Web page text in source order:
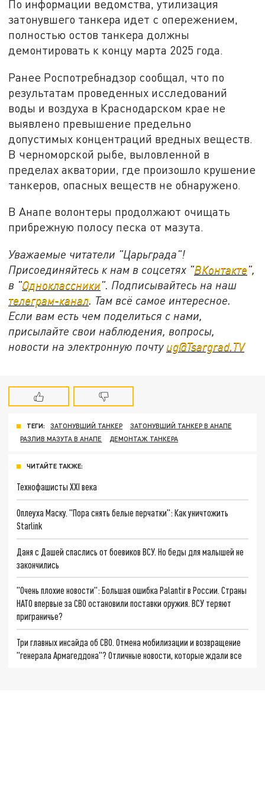
По информации ведомства, утилизация
затонувшего танкера идет с опережением,
полностью остов танкера должны
демонтировать к концу марта 2025 года.
Ранее Роспотребнадзор сообщал, что по
результатам проведенных исследований
воды и воздуха в Краснодарском крае не
выявлено превышение предельно
допустимых концентраций вредных веществ.
В черноморской рыбе, выловленной в
пределах акватории, где произошло крушение
танкеров, опасных веществ не обнаружено.
В Анапе волонтеры продолжают очищать
прибрежную полосу песка от мазута.
Уважаемые читатели "Царьграда"!
Присоединяйтесь к нам в соцсетях "ВКонтакте",
в "Одноклассники". Подписывайтесь на наш
телеграм-канал. Там всё самое интересное.
Если вам есть чем поделиться с нами,
присылайте свои наблюдения, вопросы,
новости на электронную почту ug@Tsargrad.TV
ТЕГИ: ЗАТОНУВШИЙ ТАНКЕР
ЗАТОНУВШИЙ ТАНКЕР В АНАПЕ
РАЗЛИВ МАЗУТА В АНАПЕ
ДЕМОНТАЖ ТАНКЕРА
ЧИТАЙТЕ ТАКЖЕ:
Технофашисты XXI века
Оплеуха Маску. "Пора снять белые перчатки": Как уничтожить
Starlink
Даня с Дашей спаслись от боевиков ВСУ. Но беды для малышей не
закончились
"Очень плохие новости": Большая ошибка Palantir в России. Страны
НАТО впервые за СВО остановили поставки оружия. ВСУ теряют
приграничье?
Три главных инсайда об СВО. Отмена мобилизации и возвращение
"генерала Армагеддона"? Отличные новости, которые ждали все